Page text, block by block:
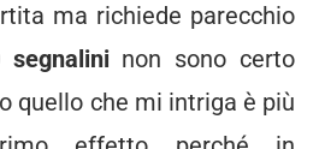
ma richiede parecchio
segnalininon sono certo
quello che mi intriga è più